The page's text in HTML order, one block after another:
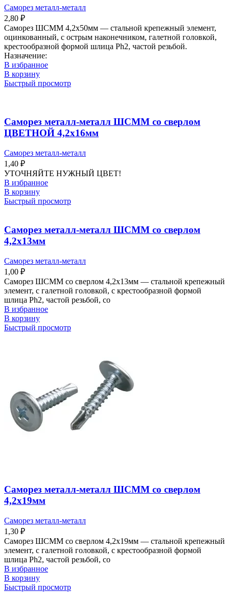
Саморез металл-металл
2,80 ₽
Саморез ШСММ 4,2х50мм — стальной крепежный элемент,
оцинкованный, с острым наконечником, галетной головкой,
крестообразной формой шлица Ph2, частой резьбой.
Назначение:
В избранное
В корзину
Быстрый просмотр
Саморез металл-металл ШСММ со сверлом
ЦВЕТНОЙ 4,2х16мм
Саморез металл-металл
1,40 ₽
УТОЧНЯЙТЕ НУЖНЫЙ ЦВЕТ!
В избранное
В корзину
Быстрый просмотр
Саморез металл-металл ШСММ со сверлом
4,2х13мм
Саморез металл-металл
1,00 ₽
Саморез ШСММ со сверлом 4,2х13мм — стальной крепежный
элемент, с галетной головкой, с крестообразной формой
шлица Ph2, частой резьбой, со
В избранное
В корзину
Быстрый просмотр
Саморез металл-металл ШСММ со сверлом
4,2х19мм
Саморез металл-металл
1,30 ₽
Саморез ШСММ со сверлом 4,2х19мм — стальной крепежный
элемент, с галетной головкой, с крестообразной формой
шлица Ph2, частой резьбой, со
В избранное
В корзину
Быстрый просмотр